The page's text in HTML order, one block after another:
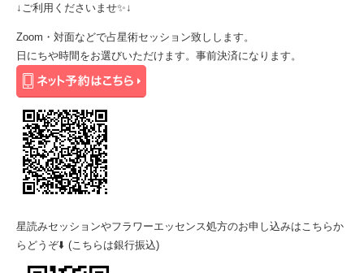
↓ご利用くださいませ✨↓
Zoom・対面などで占星術セッション致しします。
日にちや時間をお選びいただけます。事前決済になります。
星読みセッションやフラワーエッセンス処方のお申し込みはこちらか
らどうぞ⬇️ (こちらは銀行振込)